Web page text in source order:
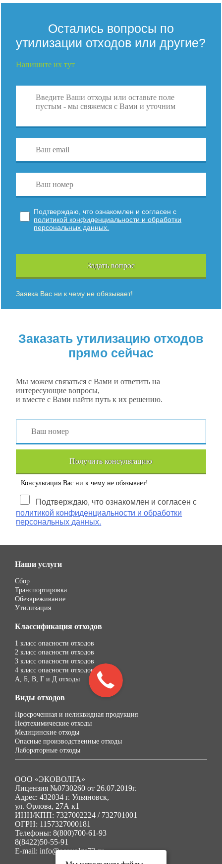
Остались вопросы по
утилизации отходов или другие?
Напишите их тут
Подтверждаю, что ознакомлен и согласен с
политикой конфиденциальности и обработки
персональных данных.
Задать вопрос
Заявка Вас ни к чему не обязывает!
Заказать утилизацию отходов
прямо сейчас
Мы можем связаться с Вами и ответить на
интересующие вопросы,
и вместе с Вами найти путь к их решению.
Получить консультацию
Консультация Вас ни к чему не обязывает!
Подтверждаю, что ознакомлен и согласен с
политикой конфиденциальности и обработки
персональных данных.
Наши услуги
Сбор
Транспортировка
Обезвреживание
Утилизация
Классификация отходов
1 класс опасности отходов
2 класс опасности отходов
3 класс опасности отходов
4 класс опасности отходов
А, Б, В, Г и Д отходы
Виды отходов
Просроченная и неликвидная продукция
Нефтехимические отходы
Медицинские отходы
Опасные производственные отходы
Лабораторные отходы
ООО «ЭКОВОЛГА»
Лицензия №0730260 от 26.07.2019г.
Адрес: 432034 г. Ульяновск,
ул. Орлова, 27А к1
ИНН/КПП: 7327002224 / 732701001
ОГРН: 1157327000181
Телефоны: 8(800)700-61-93
8(8422)50-55-91
E-mail: info@ecovolga73.ru